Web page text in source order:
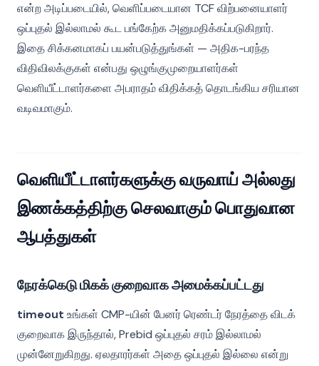
என்ற அடிப்படையில், வெளிப்படையான TCF விற்பனையாளர்
ஒப்புதல் இல்லாமல் கூட பங்கேற்க அனுமதிக்கப்படுகிறார்.
இதை சிக்கனமாகப் பயன்படுத்துங்கள் — அதிக-பரந்த
விதிவிலக்குகள் என்பது ஒழுங்குமுறையாளர்கள்
வெளியீட்டாளர்களை அபராதம் விதிக்கத் தொடங்கிய சரியான
வடிவமாகும்.
வெளியீட்டாளர்களுக்கு வருவாய் அல்லது
இணக்கத்திற்கு செலவாகும் பொதுவான
ஆபத்துகள்
நேரக்கெடு மிகக் குறைவாக அமைக்கப்பட்டது
timeout உங்கள் CMP-யின் பேனர் ரெண்டர் நேரத்தை விடக்
குறைவாக இருந்தால், Prebid ஒப்புதல் சரம் இல்லாமல்
முன்னேறுகிறது. ஏலதாரர்கள் அதை ஒப்புதல் இல்லை என்று